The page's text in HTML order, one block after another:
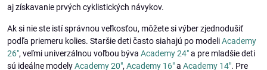
aj získavanie prvých cyklistických návykov.
Ak si nie ste istí správnou veľkosťou, môžete si výber zjednodušiť
podľa priemeru kolies. Staršie deti často siahajú po modeliAcademy
26", veľmi univerzálnou voľbou býva Academy 24"a pre mladšie deti
sú ideálne modelyAcademy 20", Academy 16"a Academy 14". Pre